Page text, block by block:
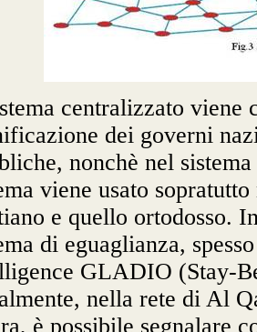
centralizzato viene
dei governi
nonchè nel
viene usato
e quello ortodosso.
di eguaglianza,
GLADIO (Stay-
nella rete di Al
è possibile segnalare